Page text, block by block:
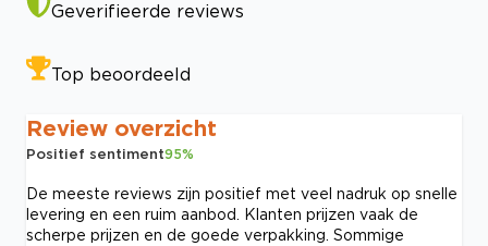
Geverifieerde reviews
Top beoordeeld
Review overzicht
Positief sentiment95%
De meeste reviews zijn positief met veel nadruk op snelle
levering en een ruim aanbod. Klanten prijzen vaak de
scherpe prijzen en de goede verpakking. Sommige